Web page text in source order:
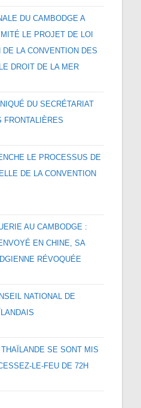
DU CAMBODGE A
LE PROJET DE LOI
LA CONVENTION DES
DROIT DE LA MER
DU SECRÉTARIAT
FRONTALIÈRES
LE PROCESSUS DE
DE LA CONVENTION
AU CAMBODGE :
EN CHINE, SA
RÉVOQUÉE
NATIONAL DE
SE SONT MIS
LE-FEU DE 72H